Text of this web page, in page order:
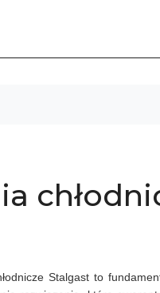
Stalgast to